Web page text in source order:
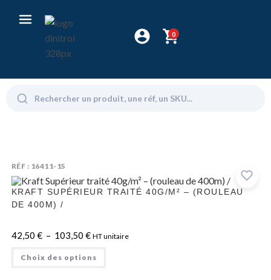
0
RÉF : 16411-15
KRAFT SUPÉRIEUR TRAITÉ 40G/M² – (ROULEAU
DE 400M) /
42,50 € – 103,50 € HT unitaire
Choix des options